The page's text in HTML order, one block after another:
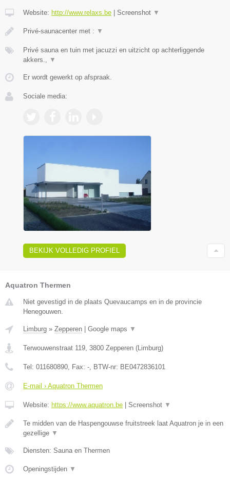
Website: http://www.relaxs.be | Screenshot ▼
Privé-saunacenter met : ▼
Privé sauna en tuin met jacuzzi en uitzicht op achterliggende
akkers.,
▼
Er wordt gewerkt op afspraak.
Sociale media:
BEKIJK VOLLEDIG PROFIEL
Aquatron Thermen
Niet gevestigd in de plaats Quevaucamps en in de provincie
Henegouwen.
Limburg » Zepperen Google maps ▼
Terwouwenstraat 119, 3800 Zepperen (Limburg)
Tel: 011680890, Fax: -, BTW-nr: BE0472836101
E-mail › Aquatron Thermen
Website: https://www.aquatron.be Screenshot ▼
Te midden van de Haspengouwse fruitstreek laat Aquatron je in een
gezellige ▼
Diensten: Sauna en Thermen
Openingstijden ▼